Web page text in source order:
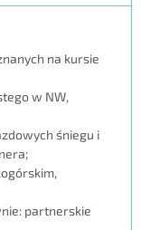
na kursie
w NW,
śniegu i
partnerskie